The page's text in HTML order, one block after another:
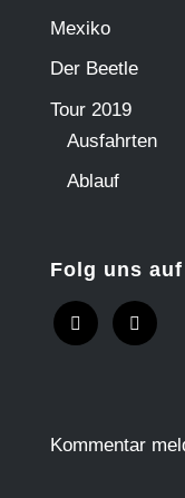
Mexiko
Der Beetle
Tour 2019
Ausfahrten
Ablauf
Folg uns auf
Kommentar